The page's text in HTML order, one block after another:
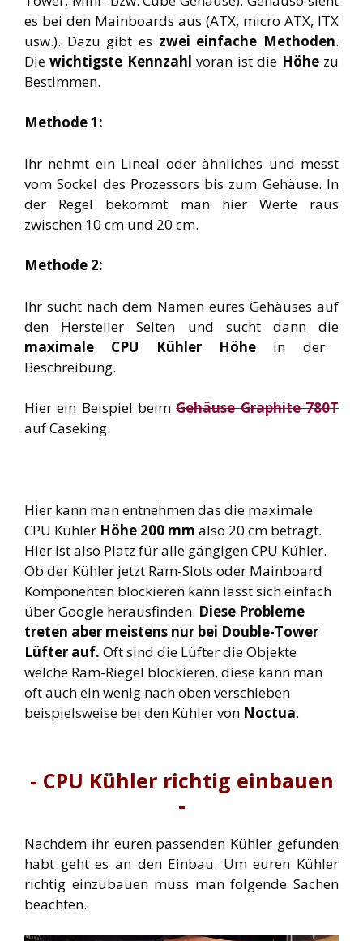
es bei den Mainboards aus (ATX, micro ATX, ITX
usw.). Dazu gibt es zwei einfache Methoden.
Diewichtigste Kennzahl voran ist die Höhezu
Bestimmen.
Methode 1:
Ihr nehmt ein Lineal oder ähnliches und messt
vom Sockel des Prozessors bis zum Gehäuse. In
der Regel bekommt man hier Werte raus
zwischen 10 cm und 20 cm.
Methode 2:
Ihr sucht nach dem Namen eures Gehäuses auf
den Hersteller Seiten und sucht dann die
maximale CPU Kühler Höhe in der
Beschreibung.
Hier ein Beispiel beimGehäuse Graphite 780T
auf Caseking.
Hier kann man entnehmen das die maximale
CPU Kühler Höhe 200 mm also 20 cm beträgt.
Hier ist also Platz für alle gängigen CPU Kühler.
Ob der Kühler jetzt Ram-Slots oder Mainboard
Komponenten blockieren kann lässt sich einfach
über Google herausfinden. Diese Probleme
treten aber meistens nur bei Double-Tower
Lüfter auf. Oft sind die Lüfter die Objekte
welche Ram-Riegel blockieren, diese kann man
oft auch ein wenig nach oben verschieben
beispielsweise bei den Kühler von Noctua.
- CPU Kühler richtig einbauen
-
Nachdem ihr euren passenden Kühler gefunden
habt geht es an den Einbau. Um euren Kühler
richtig einzubauen muss man folgende Sachen
beachten.